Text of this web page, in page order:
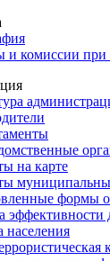
и комиссии при
на карте
формы
эффективности
населения